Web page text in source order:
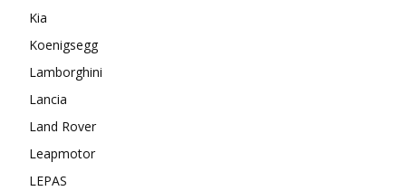
Kia
Koenigsegg
Lamborghini
Lancia
Land Rover
Leapmotor
LEPAS